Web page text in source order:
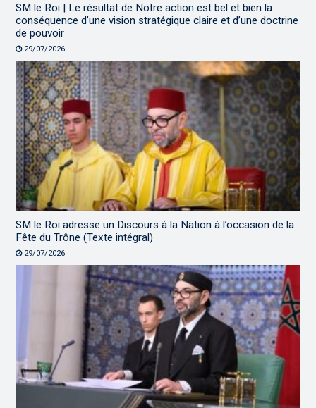
SM le Roi | Le résultat de Notre action est bel et bien la
conséquence d’une vision stratégique claire et d’une doctrine
de pouvoir
29/07/2026
SM le Roi adresse un Discours à la Nation à l’occasion de la
Fête du Trône (Texte intégral)
29/07/2026